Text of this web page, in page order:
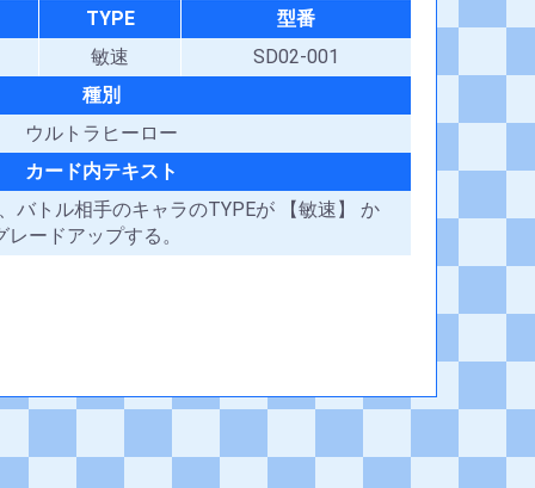
TYPE
型番
敏速
SD02-001
種別
ウルトラヒーロー
カード内テキスト
バトル相手のキャラのTYPEが 【敏速】 か
ードアップする。